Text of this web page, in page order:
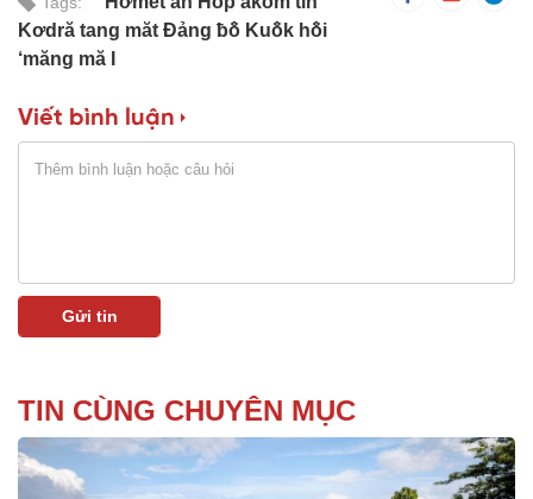
Kơdră tang măt Đảng ƀô̆ Kuô̆k hô̆i
‘măng mă I
Viết bình luận
TIN CÙNG CHUYÊN MỤC